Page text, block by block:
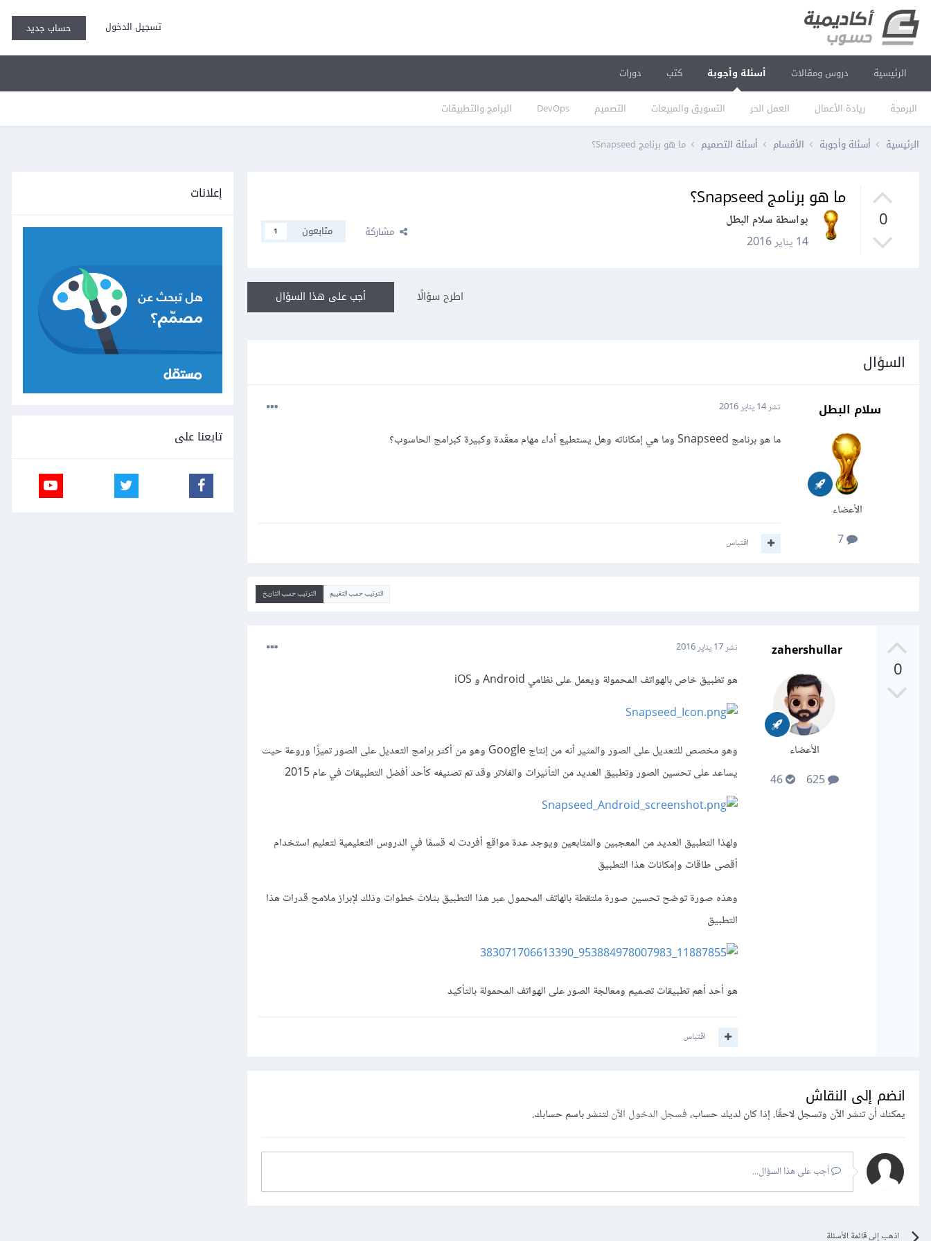
تسجيل الدخول حساب جديد
الرئيسية دروس ومقالات أسئلة وأجوبة
البرمجة ريادة الأعمال العمل الحر التسويق والمبيعات التصميم DevOps البرامج والتطبيقات
كتب دورات
الرئيسية أسئلة وأجوبة الأقسام أسئلة التصميم ما هو برنامج Snapseed؟
0
ما هو برنامج Snapseed؟
بواسطة سلام البطل
14 يناير 2016
مشاركة متابعون 1
أجب على هذا السؤال اطرح سؤالًا
السؤال
سلام البطل
الأعضاء
7
نشر14 يناير 2016
ما هو برنامج Snapseed وما هي إمكاناته وهل يستطيع أداء مهام معقّدة وكبيرة كبرامج الحاسوب؟
اقتباس
الترتيب حسب التقييم الترتيب حسب التاريخ
0
zahershullar
الأعضاء
625
46
نشر17 يناير 2016
هو تطبيق خاص بالهواتف المحمولة ويعمل على نظامي Android و iOS
وهو مخصص للتعديل على الصور والمثير أنه من إنتاج Google وهو من أكثر برامج التعديل على الصور تميزًا وروعة حيث
يساعد على تحسين الصور وتطبيق العديد من التأثيرات والفلاتر وقد تم تصنيفه كأحد أفضل التطبيقات في عام 2015
ولهذا التطبيق العديد من المعجبين والمتابعين ويوجد عدة مواقع أفردت له قسمًا في الدروس التعليمية لتعليم استخدام
أقصى طاقات وإمكانات هذا التطبيق
وهذه صورة توضح تحسين صورة ملتقطة بالهاتف المحمول عبر هذا التطبيق بثلاث خطوات وذلك لإبراز ملامح قدرات هذا
التطبيق
هو أحد أهم تطبيقات تصميم ومعالجة الصور على الهواتف المحمولة بالتأكيد
اقتباس
انضم إلى النقاش
يمكنك أن تنشر الآن وتسجل لاحقًا. إذا كان لديك حساب،فسجل الدخول الآنلتنشر باسم حسابك.
أجب على هذا السؤال...
اذهب إلى قائمة الأسئلة
إعلانات
تابعنا على